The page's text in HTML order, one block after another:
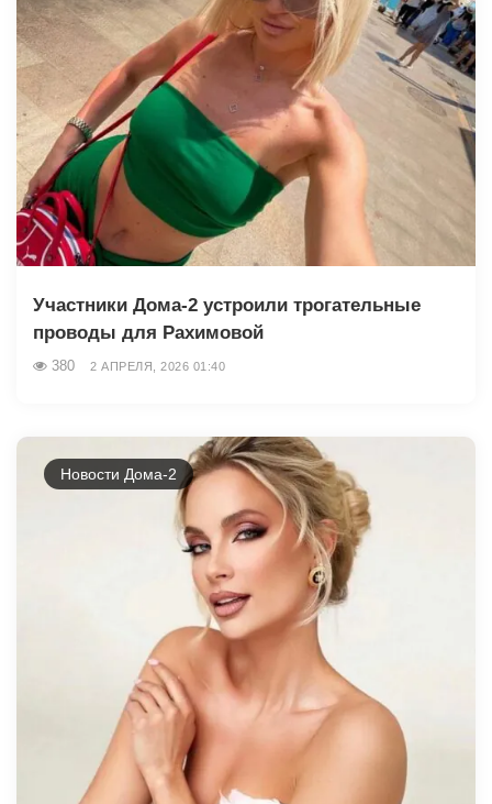
Участники Дома-2 устроили трогательные
проводы для Рахимовой
380 2 АПРЕЛЯ, 2026 01:40
Новости Дома-2